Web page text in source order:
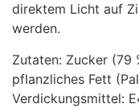
direktem Licht auf
werden.
Zutaten: Zucker (79
pflanzliches Fett
Verdickungsmittel: